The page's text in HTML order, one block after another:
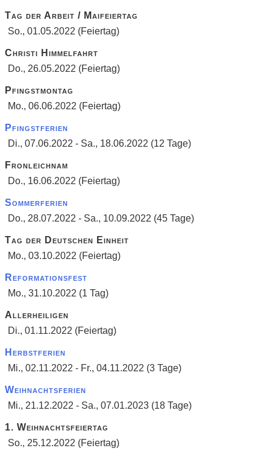
Tag der Arbeit / Maifeiertag
So., 01.05.2022 (Feiertag)
Christi Himmelfahrt
Do., 26.05.2022 (Feiertag)
Pfingstmontag
Mo., 06.06.2022 (Feiertag)
Pfingstferien
Di., 07.06.2022 - Sa., 18.06.2022 (12 Tage)
Fronleichnam
Do., 16.06.2022 (Feiertag)
Sommerferien
Do., 28.07.2022 - Sa., 10.09.2022 (45 Tage)
Tag der Deutschen Einheit
Mo., 03.10.2022 (Feiertag)
Reformationsfest
Mo., 31.10.2022 (1 Tag)
Allerheiligen
Di., 01.11.2022 (Feiertag)
Herbstferien
Mi., 02.11.2022 - Fr., 04.11.2022 (3 Tage)
Weihnachtsferien
Mi., 21.12.2022 - Sa., 07.01.2023 (18 Tage)
1. Weihnachtsfeiertag
So., 25.12.2022 (Feiertag)